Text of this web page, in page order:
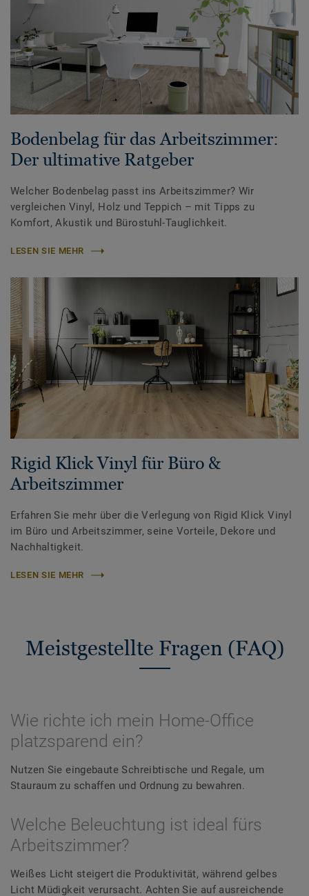
Bodenbelag für das Arbeitszimmer:
Der ultimative Ratgeber
Welcher Bodenbelag passt ins Arbeitszimmer? Wir
vergleichen Vinyl, Holz und Teppich – mit Tipps zu
Komfort, Akustik und Bürostuhl-Tauglichkeit.
LESEN SIE MEHR
Rigid Klick Vinyl für Büro &
Arbeitszimmer
Erfahren Sie mehr über die Verlegung von Rigid Klick Vinyl
im Büro und Arbeitszimmer, seine Vorteile, Dekore und
Nachhaltigkeit.
LESEN SIE MEHR
Meistgestellte Fragen (FAQ)
Wie richte ich mein Home-Office
platzsparend ein?
Nutzen Sie eingebaute Schreibtische und Regale, um
Stauraum zu schaffen und Ordnung zu bewahren.
Welche Beleuchtung ist ideal fürs
Arbeitszimmer?
Weißes Licht steigert die Produktivität, während gelbes
Licht Müdigkeit verursacht. Achten Sie auf ausreichende